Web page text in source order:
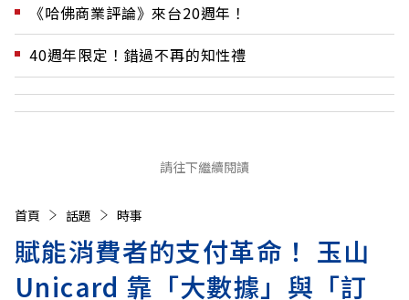
《哈佛商業評論》來台20週年！
40週年限定！錯過不再的知性禮
請往下繼續閱讀
首頁 話題 時事
賦能消費者的支付革命！ 玉山
Unicard 靠「大數據」與「訂